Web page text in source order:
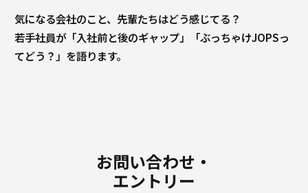
気になる会社のこと、先輩たちはどう感じてる？
若手社員が「入社前と後のギャップ」「ぶっちゃけJOPSっ
てどう？」を語ります。
お問い合わせ・
エントリー